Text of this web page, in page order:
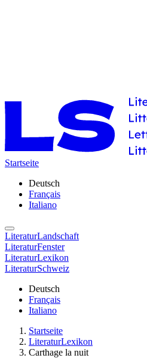
Startseite
Deutsch
Français
Italiano
LiteraturLandschaft
LiteraturFenster
LiteraturLexikon
LiteraturSchweiz
Deutsch
Français
Italiano
Startseite
LiteraturLexikon
Carthage la nuit